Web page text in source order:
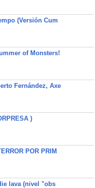
(Versión Cum
of Monsters!
Fernández, Axe
)
POR PRIM
lava (nivel "obs